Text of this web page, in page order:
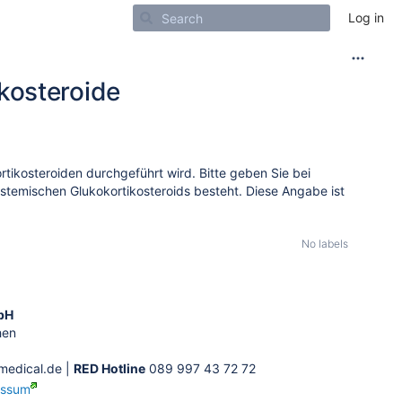
Log in
durchgeführt wird. Bitte geben Sie bei
Glukokortikosteroids besteht. Diese Angabe ist
No labels
| RED Hotline089 997 43 72 72